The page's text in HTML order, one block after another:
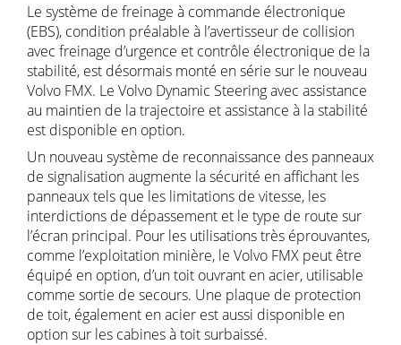
Le système de freinage à commande électronique
(EBS), condition préalable à l’avertisseur de collision
avec freinage d’urgence et contrôle électronique de la
stabilité, est désormais monté en série sur le nouveau
Volvo FMX. Le Volvo Dynamic Steering avec assistance
au maintien de la trajectoire et assistance à la stabilité
est disponible en option.
Un nouveau système de reconnaissance des panneaux
de signalisation augmente la sécurité en affichant les
panneaux tels que les limitations de vitesse, les
interdictions de dépassement et le type de route sur
l’écran principal. Pour les utilisations très éprouvantes,
comme l’exploitation minière, le Volvo FMX peut être
équipé en option, d’un toit ouvrant en acier, utilisable
comme sortie de secours. Une plaque de protection
de toit, également en acier est aussi disponible en
option sur les cabines à toit surbaissé.